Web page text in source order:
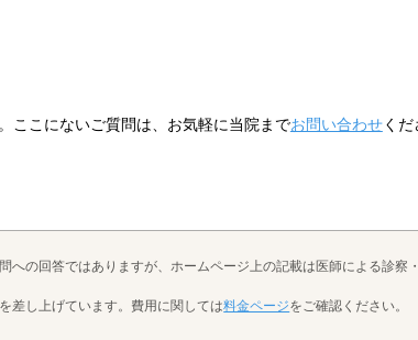
ここにないご質問は、お気軽に当院までお問い合わせくだ
への回答ではありますが、ホームページ上の記載は医師による診察
差し上げています。費用に関しては料金ページをご確認ください。